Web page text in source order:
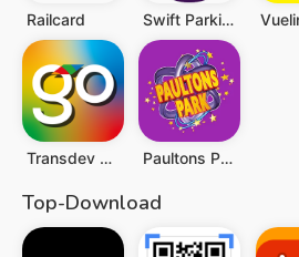
Railcard Swift Parking
Transdev Go Paultons Park
Top-Download